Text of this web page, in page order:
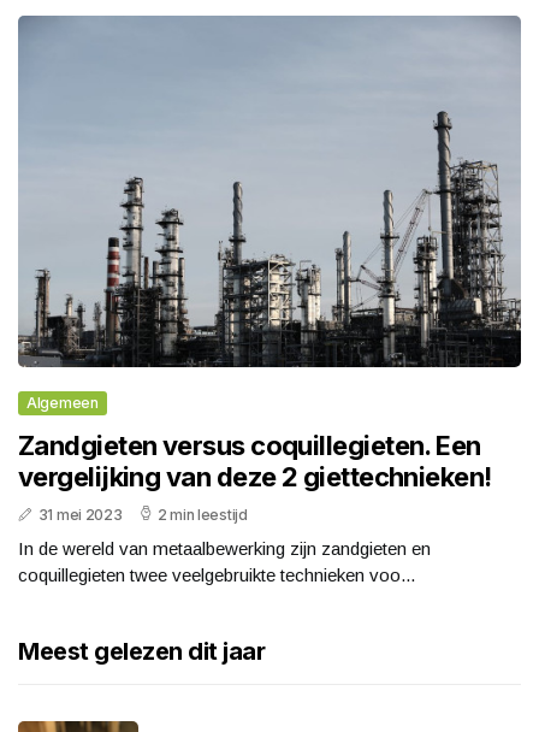
Algemeen
Zandgieten versus coquillegieten. Een
vergelijking van deze 2 giettechnieken!
31 mei 2023 2 min leestijd
In de wereld van metaalbewerking zijn zandgieten en
coquillegieten twee veelgebruikte technieken voo...
Meest gelezen dit jaar